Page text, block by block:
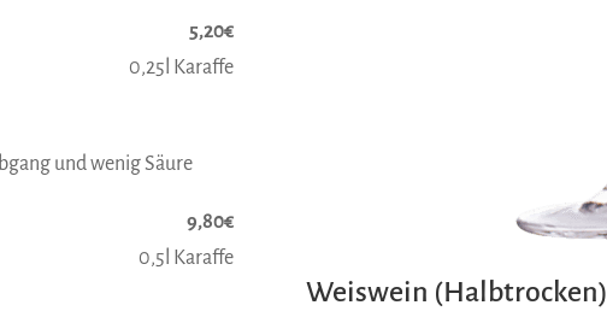
5,20€
0,25l Karaffe
und wenig Säure
9,80€
0,5l Karaffe
Weiswein (Halbtrocken)